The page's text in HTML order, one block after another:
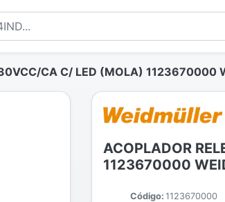
CA C/ LED (MOLA) 1123670000
ACOPLADOR
1123670000
Código: 1123670000